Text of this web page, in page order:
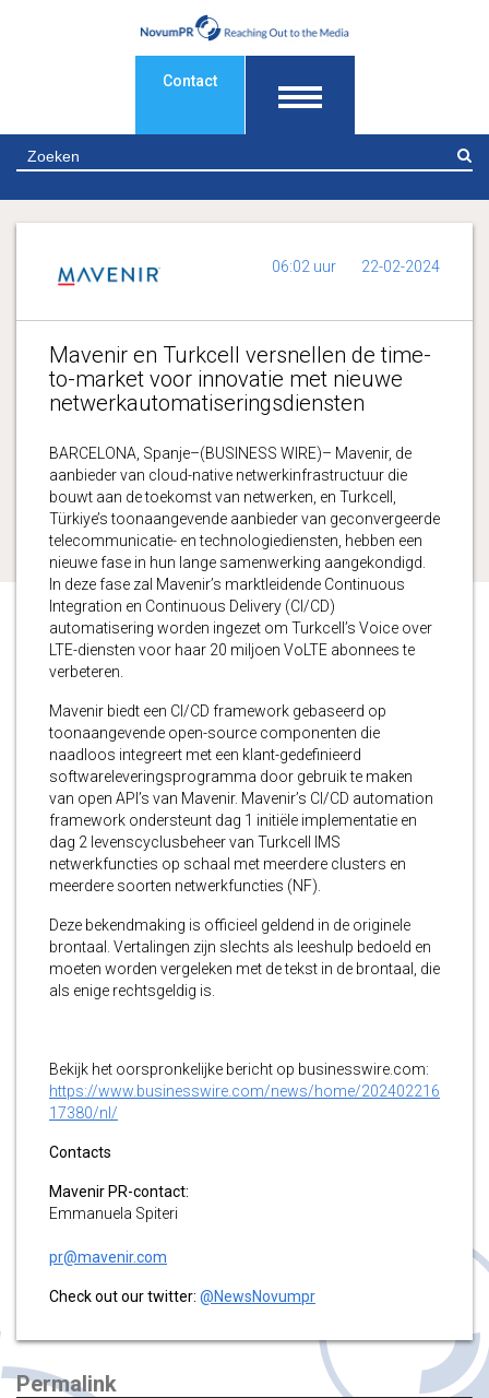
Contact
06:02 uur 22-02-2024
Mavenir en Turkcell versnellen de time-
to-market voor innovatie met nieuwe
netwerkautomatiseringsdiensten
BARCELONA, Spanje–(BUSINESS WIRE)– Mavenir, de
aanbieder van cloud-native netwerkinfrastructuur die
bouwt aan de toekomst van netwerken, en Turkcell,
Türkiye’s toonaangevende aanbieder van geconvergeerde
telecommunicatie- en technologiediensten, hebben een
nieuwe fase in hun lange samenwerking aangekondigd.
In deze fase zal Mavenir’s marktleidende Continuous
Integration en Continuous Delivery (CI/CD)
automatisering worden ingezet om Turkcell’s Voice over
LTE-diensten voor haar 20 miljoen VoLTE abonnees te
verbeteren.
Mavenir biedt een CI/CD framework gebaseerd op
toonaangevende open-source componenten die
naadloos integreert met een klant-gedefinieerd
softwareleveringsprogramma door gebruik te maken
van open API’s van Mavenir. Mavenir’s CI/CD automation
framework ondersteunt dag 1 initiële implementatie en
dag 2 levenscyclusbeheer van Turkcell IMS
netwerkfuncties op schaal met meerdere clusters en
meerdere soorten netwerkfuncties (NF).
Deze bekendmaking is officieel geldend in de originele
brontaal. Vertalingen zijn slechts als leeshulp bedoeld en
moeten worden vergeleken met de tekst in de brontaal, die
als enige rechtsgeldig is.
Bekijk het oorspronkelijke bericht op businesswire.com:
https://www.businesswire.com/news/home/202402216
17380/nl/
Contacts
Mavenir PR-contact:
Emmanuela Spiteri
pr@mavenir.com
Check out our twitter: @NewsNovumpr
Permalink